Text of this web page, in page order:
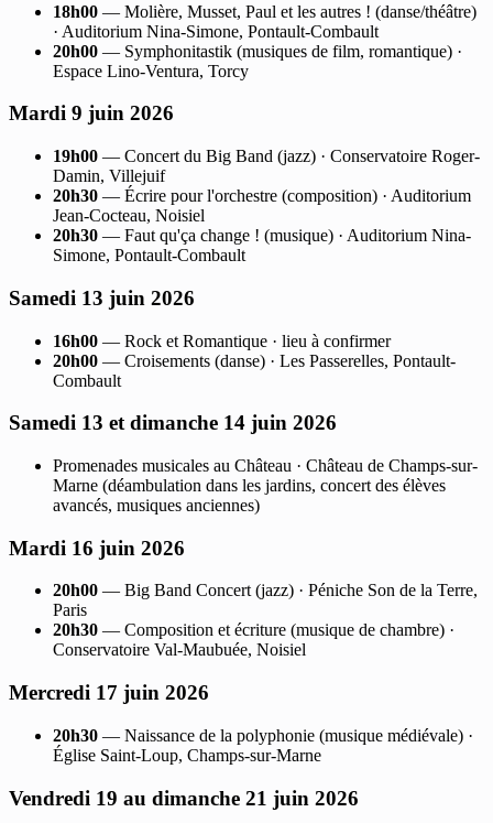
18h00 — Molière, Musset, Paul et les autres ! (danse/théâtre)
· Auditorium Nina-Simone, Pontault-Combault
20h00 — Symphonitastik (musiques de film, romantique) ·
Espace Lino-Ventura, Torcy
Mardi 9 juin 2026
19h00 — Concert du Big Band (jazz) · Conservatoire Roger-
Damin, Villejuif
20h30 — Écrire pour l'orchestre (composition) · Auditorium
Jean-Cocteau, Noisiel
20h30 — Faut qu'ça change ! (musique) · Auditorium Nina-
Simone, Pontault-Combault
Samedi 13 juin 2026
16h00 — Rock et Romantique · lieu à confirmer
20h00 — Croisements (danse) · Les Passerelles, Pontault-
Combault
Samedi 13 et dimanche 14 juin 2026
Promenades musicales au Château · Château de Champs-sur-
Marne (déambulation dans les jardins, concert des élèves
avancés, musiques anciennes)
Mardi 16 juin 2026
20h00 — Big Band Concert (jazz) · Péniche Son de la Terre,
Paris
20h30 — Composition et écriture (musique de chambre) ·
Conservatoire Val-Maubuée, Noisiel
Mercredi 17 juin 2026
20h30 — Naissance de la polyphonie (musique médiévale) ·
Église Saint-Loup, Champs-sur-Marne
Vendredi 19 au dimanche 21 juin 2026